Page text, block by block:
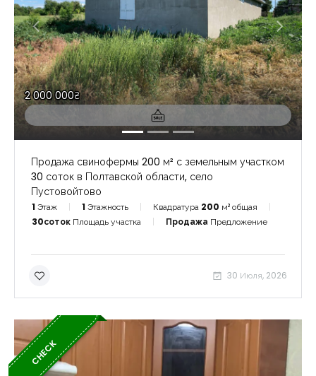
2 000 000₴
Продажа свинофермы 200 м² с земельным участком
30 соток в Полтавской области, село
Пустовойтово
1 Этаж 1 Этажность Квадратура 200 м² общая
30соток Площадь участка Продажа Предложение
30 Июля, 2026
CHECK